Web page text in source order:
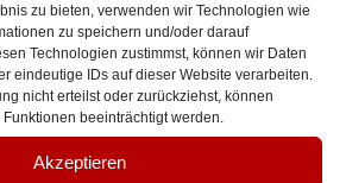
zu bieten, verwenden wir Technologien wie
zu speichern und/oder darauf
Technologien zustimmst, können wir Daten
eindeutige IDs auf dieser Website verarbeiten.
nicht erteilst oder zurückziehst, können
beeinträchtigt werden.
Akzeptieren